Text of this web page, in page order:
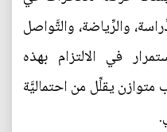
والرِّياضة، والتَّواصل
في الالتزام بهذه
يقلِّل من احتماليَّة